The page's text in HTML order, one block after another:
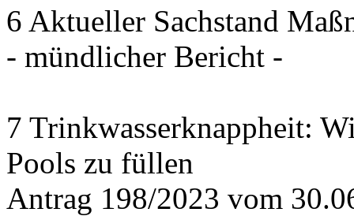
6 Aktueller Sachstand
- mündlicher Bericht -
7 Trinkwasserknappheit:
Pools zu füllen
Antrag 198/2023 vom